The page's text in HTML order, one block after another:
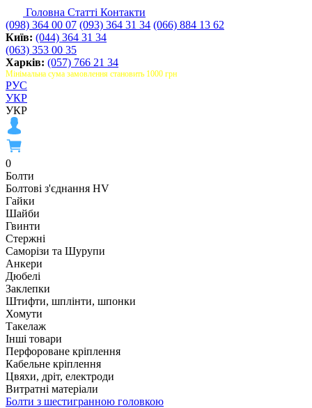
Головна Статті Контакти
(098) 364 00 07 (093) 364 31 34 (066) 884 13 62
Київ: (044) 364 31 34
(063) 353 00 35
Харків: (057) 766 21 34
Мінімальна сума замовлення становить 1000 грн
РУС
УКР
УКР
0
Болти
Болтові з'єднання HV
Гайки
Шайби
Гвинти
Стержні
Саморізи та Шурупи
Анкери
Дюбелі
Заклепки
Штифти, шплінти, шпонки
Хомути
Такелаж
Інші товари
Перфороване кріплення
Кабельне кріплення
Цвяхи, дріт, електроди
Витратні матеріали
Болти з шестигранною головкою